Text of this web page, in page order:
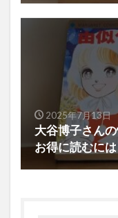
2025年7月13日
大谷博子さん
お得に読むに